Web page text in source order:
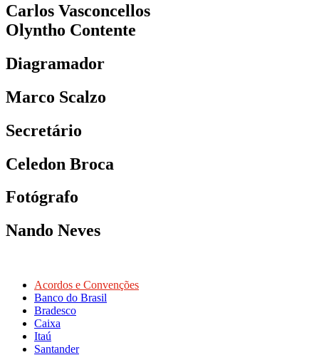
Carlos Vasconcellos
Olyntho Contente
Diagramador
Marco Scalzo
Secretário
Celedon Broca
Fotógrafo
Nando Neves
Acordos e Convenções
Banco do Brasil
Bradesco
Caixa
Itaú
Santander